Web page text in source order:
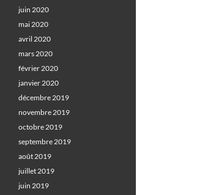
juin 2020
mai 2020
avril 2020
mars 2020
février 2020
janvier 2020
décembre 2019
novembre 2019
octobre 2019
septembre 2019
août 2019
juillet 2019
juin 2019